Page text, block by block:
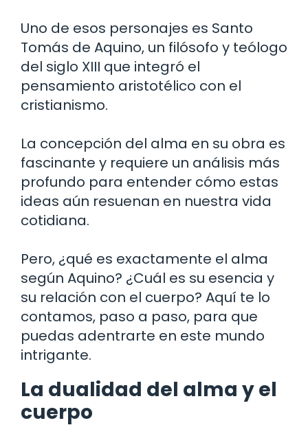
Uno de esos personajes es Santo
Tomás de Aquino, un filósofo y teólogo
del siglo XIII que integró el
pensamiento aristotélico con el
cristianismo.
La concepción del alma en su obra es
fascinante y requiere un análisis más
profundo para entender cómo estas
ideas aún resuenan en nuestra vida
cotidiana.
Pero, ¿qué es exactamente el alma
según Aquino? ¿Cuál es su esencia y
su relación con el cuerpo? Aquí te lo
contamos, paso a paso, para que
puedas adentrarte en este mundo
intrigante.
La dualidad del alma y el
cuerpo